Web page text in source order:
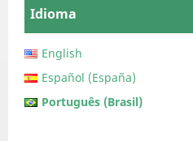
Idioma
English
Español (España)
Português (Brasil)